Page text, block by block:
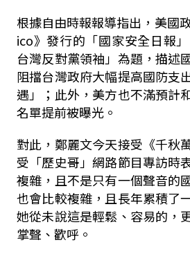
根據自由時報報導指出，美國
ico》發行的「國家安全日報
台灣反對黨領袖」為題，描述
阻擋台灣政府大幅提高國防支
遇」；此外，美方也不滿預計
名單提前被曝光。
對此，鄭麗文今天接受《千秋
受「歷史哥」網路節目專訪時
複雜，且不是只有一個聲音的
也會比較複雜，且長年累積了
她從未說這是輕鬆、容易的，
掌聲、歡呼。